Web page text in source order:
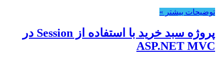
توضیحات بیشتر »
پروژه سبد خرید با استفاده از Session در
ASP.NET MVC